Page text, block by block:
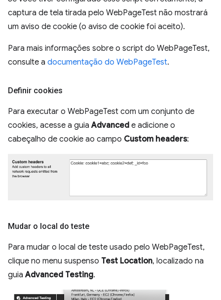
captura de tela tirada pelo WebPageTest não mostrará
um aviso de cookie (o aviso de cookie foi aceito).
Para mais informações sobre o script do WebPageTest,
consulte a documentação do WebPageTest.
Definir cookies
Para executar o WebPageTest com um conjunto de
cookies, acesse a guiaAdvanced e adicione o
cabeçalho de cookie ao campo Custom headers:
Mudar o local do teste
Para mudar o local de teste usado pelo WebPageTest,
clique no menu suspenso Test Location, localizado na
guiaAdvanced Testing.